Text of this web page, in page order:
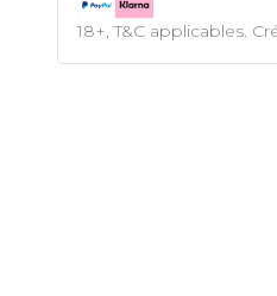
18+, T&C applicables.